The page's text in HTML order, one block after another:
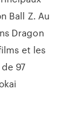
Ball Z. Au
Dragon
et les
97